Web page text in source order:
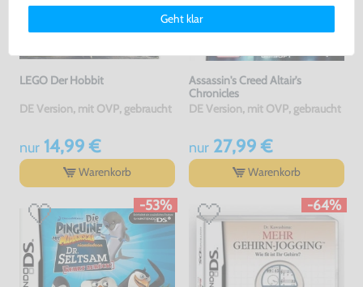
LEGO Der Hobbit
DE Version, mit OVP, gebraucht
nur14,99 €
Warenkorb
Assassin's Creed Altair's
Chronicles
DE Version, mit OVP, gebraucht
nur27,99 €
Warenkorb
-53% -64%
Deinen Rechten als Nutzer findest Du in unsererDaten­schutz­
Impressum.
Geht klar